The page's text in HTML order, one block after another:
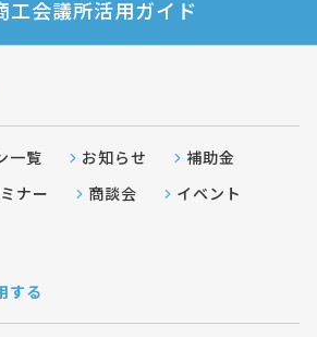
工会議所活用ガイド
一覧 お知らせ
補助金
ナー 商談会
イベント
する